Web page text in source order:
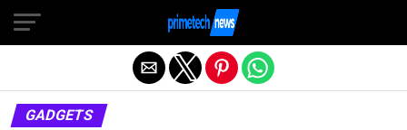
GADGETS
Sair da versão mobile